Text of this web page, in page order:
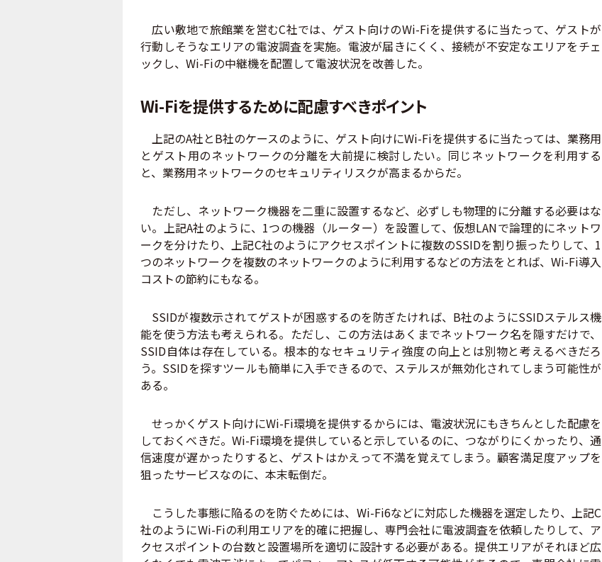
広い敷地で旅館業を営むC社では、ゲスト向けのWi-Fiを提供するに当たって、ゲストが
行動しそうなエリアの電波調査を実施。電波が届きにくく、接続が不安定なエリアをチェ
ックし、Wi-Fiの中継機を配置して電波状況を改善した。
Wi-Fiを提供するために配慮すべきポイント
上記のA社とB社のケースのように、ゲスト向けにWi-Fiを提供するに当たっては、業務用
とゲスト用のネットワークの分離を大前提に検討したい。同じネットワークを利用する
と、業務用ネットワークのセキュリティリスクが高まるからだ。
ただし、ネットワーク機器を二重に設置するなど、必ずしも物理的に分離する必要はな
い。上記A社のように、1つの機器（ルーター）を設置して、仮想LANで論理的にネットワ
ークを分けたり、上記C社のようにアクセスポイントに複数のSSIDを割り振ったりして、1
つのネットワークを複数のネットワークのように利用するなどの方法をとれば、Wi-Fi導入
コストの節約にもなる。
SSIDが複数示されてゲストが困惑するのを防ぎたければ、B社のようにSSIDステルス機
能を使う方法も考えられる。ただし、この方法はあくまでネットワーク名を隠すだけで、
SSID自体は存在している。根本的なセキュリティ強度の向上とは別物と考えるべきだろ
う。SSIDを探すツールも簡単に入手できるので、ステルスが無効化されてしまう可能性が
ある。
せっかくゲスト向けにWi-Fi環境を提供するからには、電波状況にもきちんとした配慮を
しておくべきだ。Wi-Fi環境を提供していると示しているのに、つながりにくかったり、通
信速度が遅かったりすると、ゲストはかえって不満を覚えてしまう。顧客満足度アップを
狙ったサービスなのに、本末転倒だ。
こうした事態に陥るのを防ぐためには、Wi-Fi6などに対応した機器を選定したり、上記C
社のようにWi-Fiの利用エリアを的確に把握し、専門会社に電波調査を依頼したりして、ア
クセスポイントの台数と設置場所を適切に設計する必要がある。提供エリアがそれほど広